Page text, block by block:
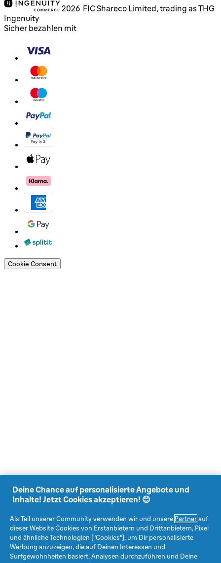
2026 FIC Shareco Limited, trading as THG
Ingenuity
Sicher bezahlen mit
Cookie Consent
Deine Chance auf personalisierte Angebote und
Inhalte! Jetzt Cookies akzeptieren! 😊
Als Teil unserer Community verwenden wir und unsere Partnerauf
dieser Website Cookies von Erstanbietern und Drittanbietern, Pixel
und ähnliche Technologien ("Cookies"), um Dir personalisierte
Werbung anzuzeigen, die auf Deinen Interessen und
Surfgewohnheiten basiert, Analysen durchzuführen und Deine